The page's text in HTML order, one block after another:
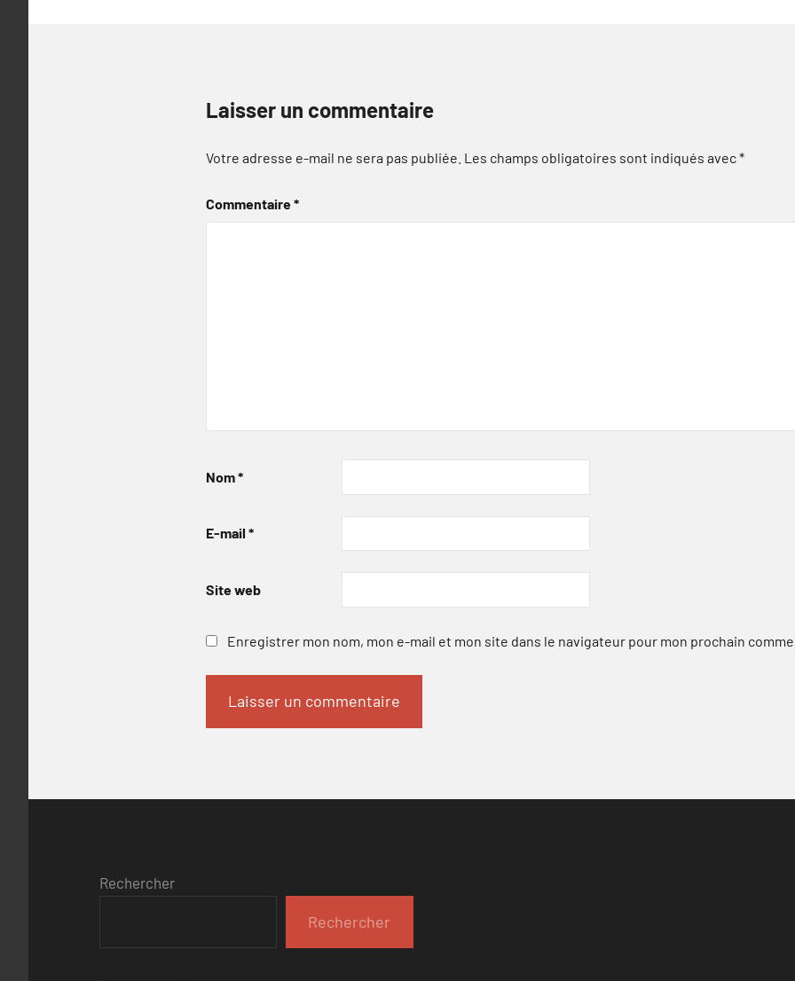
Laisser un commentaire
Votre adresse e-mail ne sera pas publiée. Les champs obligatoires sont indiqués avec*
Commentaire*
Nom*
E-mail *
Site web
Enregistrer mon nom, mon e-mail et mon site dans le navigateur pour mon prochain
Rechercher
Rechercher